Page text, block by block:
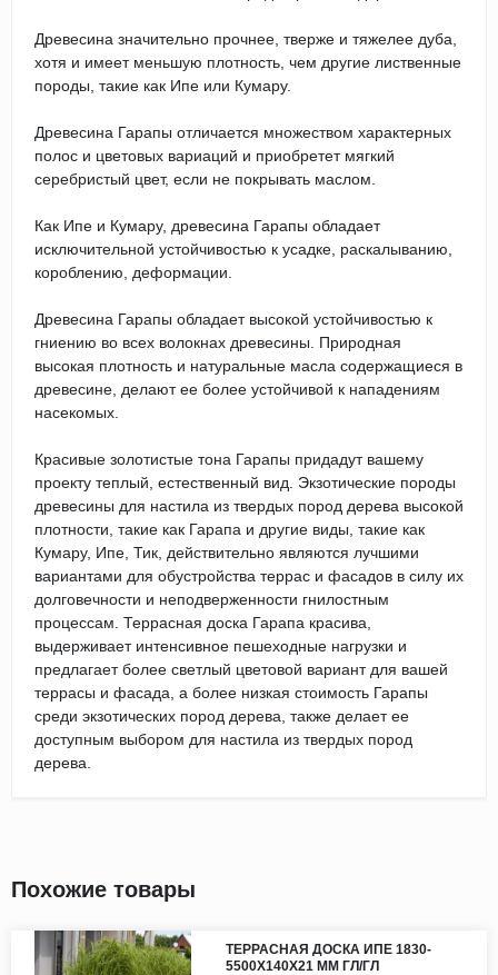
Древесина значительно прочнее, тверже и тяжелее дуба,
хотя и имеет меньшую плотность, чем другие лиственные
породы, такие как Ипе или Кумару.
Древесина Гарапы отличается множеством характерных
полос и цветовых вариаций и приобретет мягкий
серебристый цвет, если не покрывать маслом.
Как Ипе и Кумару, древесина Гарапы обладает
исключительной устойчивостью к усадке, раскалыванию,
короблению, деформации.
Древесина Гарапы обладает высокой устойчивостью к
гниению во всех волокнах древесины. Природная
высокая плотность и натуральные масла содержащиеся в
древесине, делают ее более устойчивой к нападениям
насекомых.
Красивые золотистые тона Гарапы придадут вашему
проекту теплый, естественный вид. Экзотические породы
древесины для настила из твердых пород дерева высокой
плотности, такие как Гарапа и другие виды, такие как
Кумару, Ипе, Тик, действительно являются лучшими
вариантами для обустройства террас и фасадов в силу их
долговечности и неподверженности гнилостным
процессам. Террасная доска Гарапа красива,
выдерживает интенсивное пешеходные нагрузки и
предлагает более светлый цветовой вариант для вашей
террасы и фасада, а более низкая стоимость Гарапы
среди экзотических пород дерева, также делает ее
доступным выбором для настила из твердых пород
дерева.
Похожие товары
ТЕРРАСНАЯ ДОСКА ИПЕ 1830-
5500Х140Х21 ММ ГЛ/ГЛ